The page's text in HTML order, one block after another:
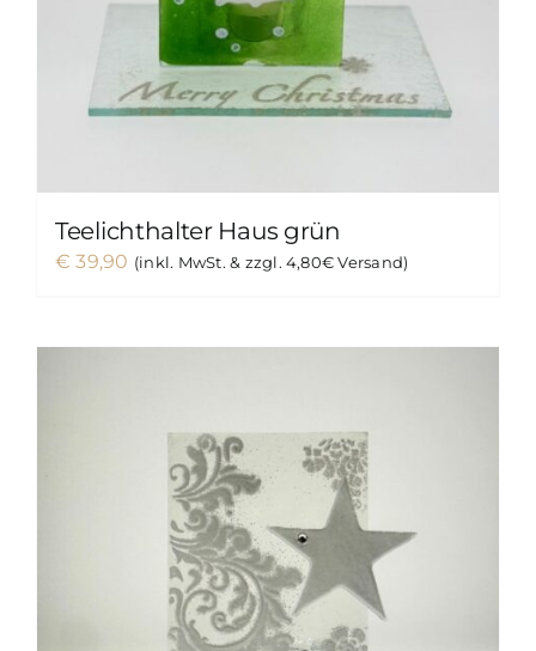
Teelichthalter Haus grün
€ 39,90 (inkl. MwSt. & zzgl. 4,80€ Versand)